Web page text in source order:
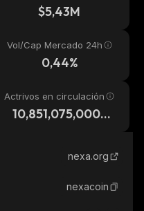
$5,43M
Vol/Cap Mercado 24h
0,44%
Actrivos en circulación
10,851,075,000,0
nexa.org
nexacoin